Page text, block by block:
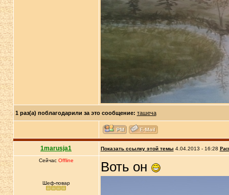
1 раз(а) поблагодарили за это сообщение: ташеча
1marusja1 Показать ссылку этой темы 4.04.2013 - 16:28
Сейчас Offline
Шеф-повар
Воть он